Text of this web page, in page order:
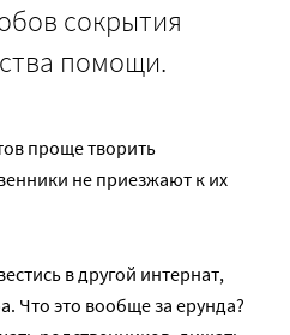
сокрытия
помощи.
проще творить
не приезжают к их
в другой интернат,
Что это вообще за ерунда?